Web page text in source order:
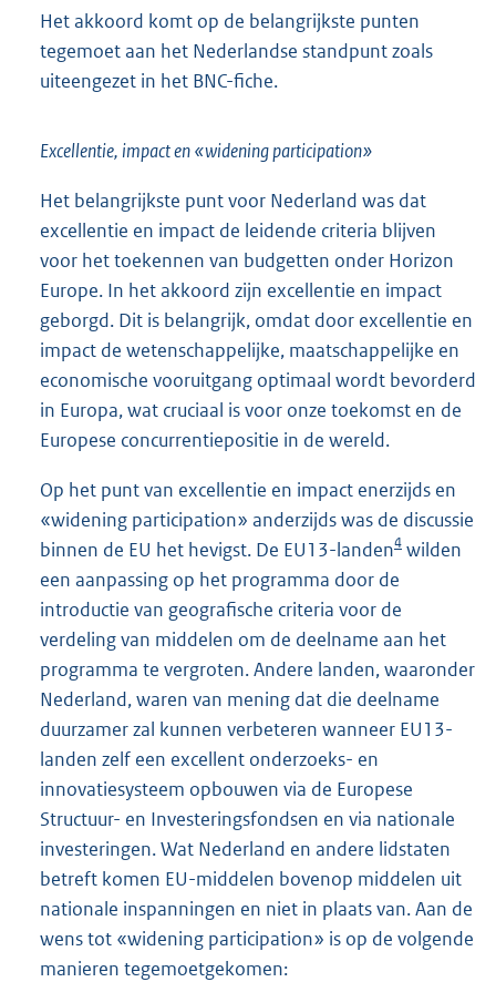
Het akkoord komt op de belangrijkste punten
tegemoet aan het Nederlandse standpunt zoals
uiteengezet in het BNC-fiche.
Excellentie, impact en «widening participation»
Het belangrijkste punt voor Nederland was dat
excellentie en impact de leidende criteria blijven
voor het toekennen van budgetten onder Horizon
Europe. In het akkoord zijn excellentie en impact
geborgd. Dit is belangrijk, omdat door excellentie en
impact de wetenschappelijke, maatschappelijke en
economische vooruitgang optimaal wordt bevorderd
in Europa, wat cruciaal is voor onze toekomst en de
Europese concurrentiepositie in de wereld.
Op het punt van excellentie en impact enerzijds en
«widening participation» anderzijds was de discussie
binnen de EU het hevigst. De EU13-landen4 wilden
een aanpassing op het programma door de
introductie van geografische criteria voor de
verdeling van middelen om de deelname aan het
programma te vergroten. Andere landen, waaronder
Nederland, waren van mening dat die deelname
duurzamer zal kunnen verbeteren wanneer EU13-
landen zelf een excellent onderzoeks- en
innovatiesysteem opbouwen via de Europese
Structuur- en Investeringsfondsen en via nationale
investeringen. Wat Nederland en andere lidstaten
betreft komen EU-middelen bovenop middelen uit
nationale inspanningen en niet in plaats van. Aan de
wens tot «widening participation» is op de volgende
manieren tegemoetgekomen: